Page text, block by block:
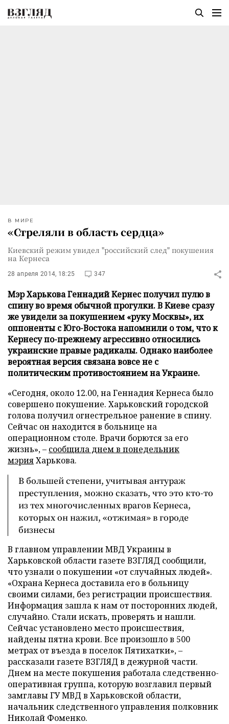
В МИРЕ
«Стреляли в область сердца»
Киевский режим увидел "российский след" покушения
на Кернеса
28 апреля 2014, 18:25 347
Мэр Харькова Геннадий Кернес получил пулю в
спину во время обычной прогулки. В Киеве сразу
же увидели за покушением «руку Москвы», их
оппоненты с Юго-Востока напомнили о том, что к
Кернесу по-прежнему агрессивно относились
украинские правые радикалы. Однако наиболее
вероятная версия связана вовсе не с
политическим противостоянием на Украине.
«Сегодня, около 12.00, на Геннадия Кернеса было
совершено покушение. Харьковский городской
голова получил огнестрельное ранение в спину.
Сейчас он находится в больнице на
операционном столе. Врачи борются за его
жизнь»,– сообщила днем в понедельник
мэрияХарькова.
В большей степени, учитывая антураж
преступления, можно сказать, что это кто-то
из тех многочисленных врагов Кернеса,
которых он нажил, «отжимая» в городе
бизнесы
В главном управлении МВД Украины в
Харьковской области газете ВЗГЛЯД сообщили,
что узнали о покушении «от случайных людей».
«Охрана Кернеса доставила его в больницу
своими силами, без регистрации происшествия.
Информация зашла к нам от посторонних людей,
случайно. Стали искать, проверять и нашли.
Сейчас установлено место происшествия,
найдены пятна крови. Все произошло в 500
метрах от въезда в поселок Пятихатки»,–
рассказали газете ВЗГЛЯД в дежурной части.
Днем на месте покушения работала следственно-
оперативная группа, которую возглавил первый
замглавы ГУ МВД в Харьковской области,
начальник следственного управления полковник
Николай Фоменко.